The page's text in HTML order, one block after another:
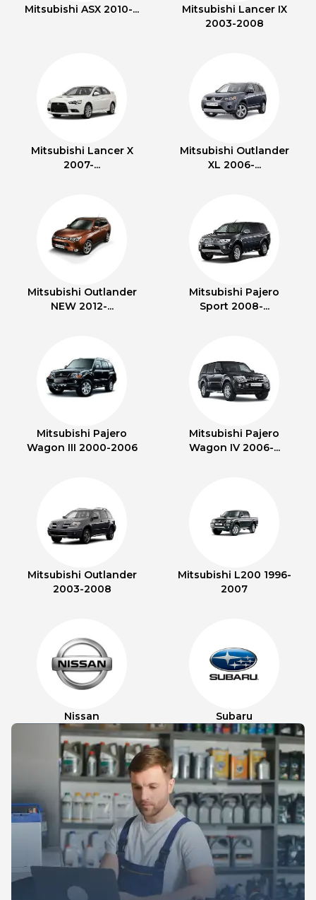
Mitsubishi ASX 2010-...
Mitsubishi Lancer IX
2003-2008
Mitsubishi Lancer X
2007-...
Mitsubishi Outlander
XL 2006-...
Mitsubishi Outlander
NEW 2012-...
Mitsubishi Pajero
Sport 2008-...
Mitsubishi Pajero
Wagon III 2000-2006
Mitsubishi Pajero
Wagon IV 2006-...
Mitsubishi Outlander
2003-2008
Mitsubishi L200 1996-
2007
Nissan Subaru